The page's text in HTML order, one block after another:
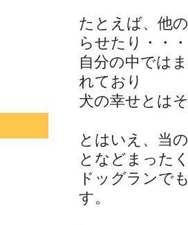
たとえば、他
らせたり・・・
自分の中では
れており
犬の幸せとは
とはいえ、当
となどまった
ドッグランで
す。